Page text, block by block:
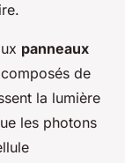
panneaux
de
la lumière
les photons